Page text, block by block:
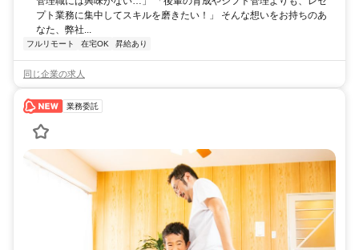
プト業務に集中してスキルを磨きたい！」 そんな想いをお持ちのあ
なた、弊社...
フルリモート 在宅OK 昇給あり
同じ企業の求人
業務委託